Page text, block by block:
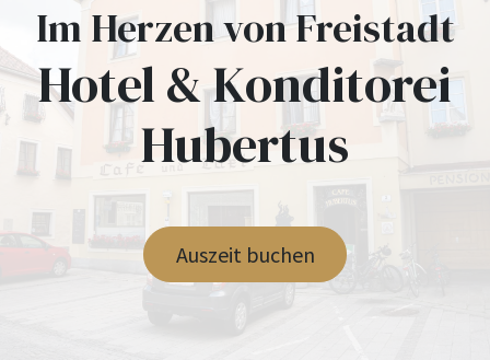
Im Herzen von Freistadt
Hotel & Konditorei
Hubertus
Auszeit buchen